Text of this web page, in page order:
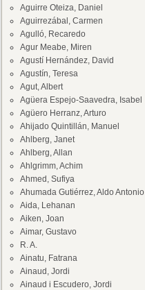
Aguirre Oteiza, Daniel
Aguirrezábal, Carmen
Agulló, Recaredo
Agur Meabe, Miren
Agustí Hernández, David
Agustín, Teresa
Agut, Albert
Agüera Espejo-Saavedra, Isabel
Agüero Herranz, Arturo
Ahijado Quintillán, Manuel
Ahlberg, Janet
Ahlberg, Allan
Ahlgrimm, Achim
Ahmed, Sufiya
Ahumada Gutiérrez, Aldo Antonio
Aida, Lehanan
Aiken, Joan
Aimar, Gustavo
R. A.
Ainatu, Fatrana
Ainaud, Jordi
Ainaud i Escudero, Jordi